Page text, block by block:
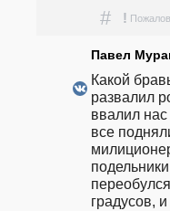
# !
Павел
Какой
развалил
ввалил
все
градусов,